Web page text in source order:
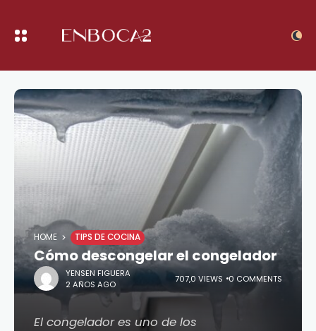
HOME TIPS DE COCINA
Cómo descongelar el congelador
YENSEN FIGUERA
2 AÑOS AGO
707,0 VIEWS 0 COMMENTS
El congelador es uno de los